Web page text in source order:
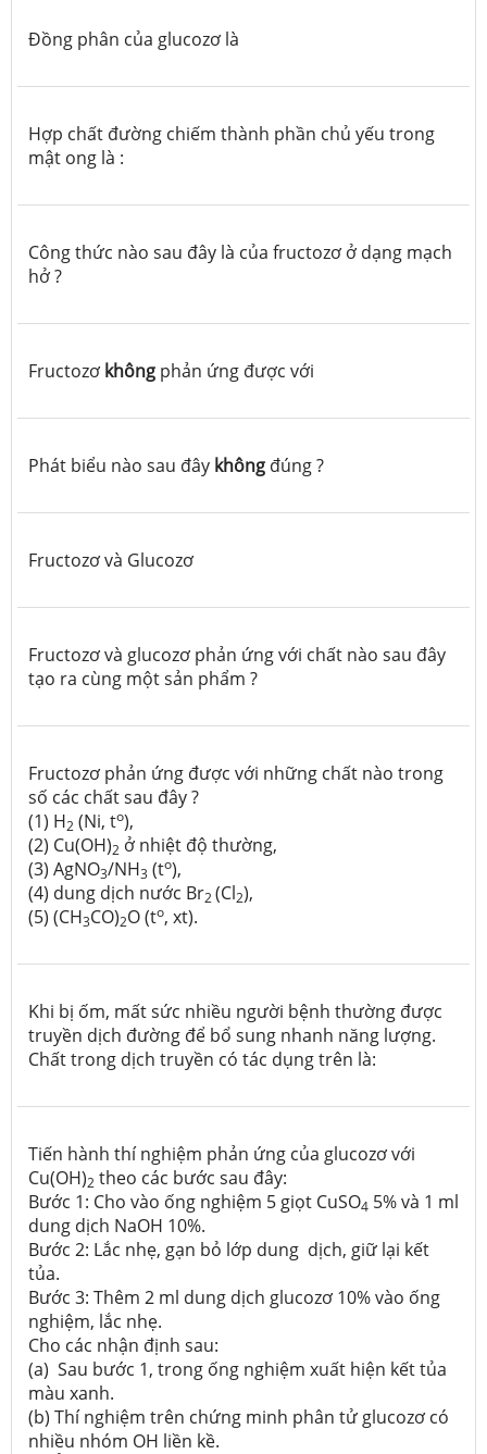
Đồng phân của glucozơ là
Hợp chất đường chiếm thành phần chủ yếu trong
mật ong là :
Công thức nào sau đây là của fructozơ ở dạng mạch
hở ?
Fructozơ không phản ứng được với
Phát biểu nào sau đây không đúng ?
Fructozơ và Glucozơ
Fructozơ và glucozơ phản ứng với chất nào sau đây
tạo ra cùng một sản phẩm ?
Fructozơ phản ứng được với những chất nào trong
số các chất sau đây ?
(1) H2 (Ni, to),
(2) Cu(OH)2 ở nhiệt độ thường,
(3) AgNO3/NH3 (to),
(4) dung dịch nước Br2(Cl2),
(5) (CH3CO)2O (to, xt).
Khi bị ốm, mất sức nhiều người bệnh thường được
truyền dịch đường để bổ sung nhanh năng lượng.
Chất trong dịch truyền có tác dụng trên là:
Tiến hành thí nghiệm phản ứng của glucozơ với
Cu(OH)2 theo các bước sau đây:
Bước 1: Cho vào ống nghiệm 5 giọt CuSO4 5% và 1 ml
dung dịch NaOH 10%.
Bước 2: Lắc nhẹ, gạn bỏ lớp dung dịch, giữ lại kết
tủa.
Bước 3: Thêm 2 ml dung dịch glucozơ 10% vào ống
nghiệm, lắc nhẹ.
Cho các nhận định sau:
(a) Sau bước 1, trong ống nghiệm xuất hiện kết tủa
màu xanh.
(b) Thí nghiệm trên chứng minh phân tử glucozơ có
nhiều nhóm OH liền kề.